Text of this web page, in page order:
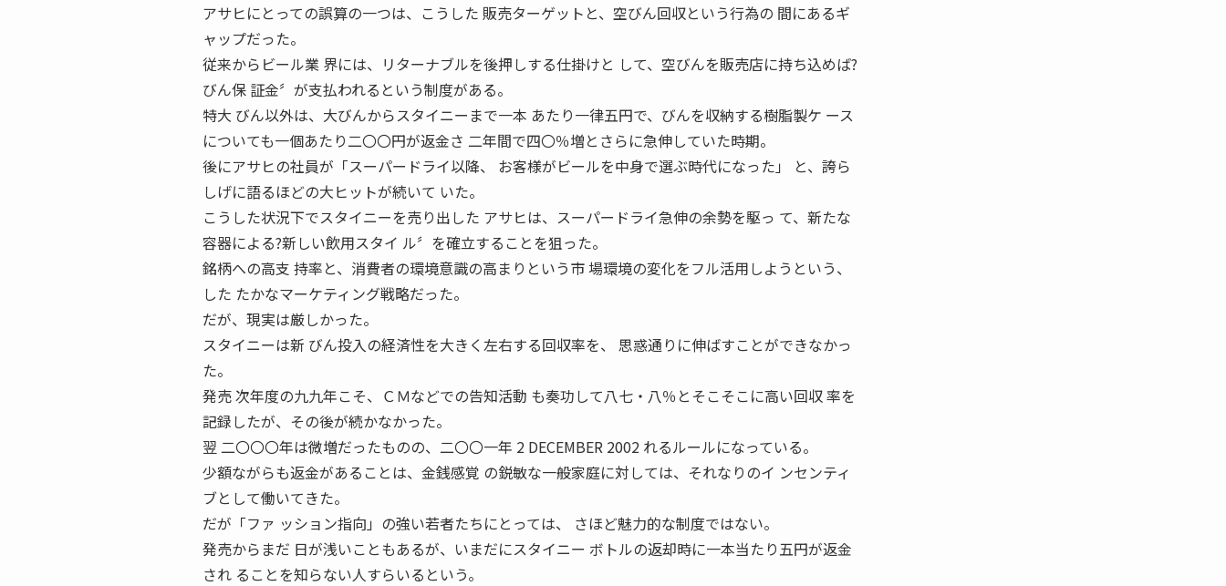
アサヒにとっての誤算の一つは、こうした 販売ターゲットと、空びん回収という行為の 間にあるギ
ャップだった。
従来からビール業 界には、リターナブルを後押しする仕掛けと して、空びんを販売店に持ち込めば?
びん保 証金〞が支払われるという制度がある。
特大 びん以外は、大びんからスタイニーまで一本 あたり一律五円で、びんを収納する樹脂製ケ ース
についても一個あたり二〇〇円が返金さ 二年間で四〇％増とさらに急伸していた時期。
後にアサヒの社員が「スーパードライ以降、 お客様がビールを中身で選ぶ時代になった」 と、誇ら
しげに語るほどの大ヒットが続いて いた。
こうした状況下でスタイニーを売り出した アサヒは、スーパードライ急伸の余勢を駆っ て、新たな
容器による?新しい飲用スタイ ル〞を確立することを狙った。
銘柄への高支 持率と、消費者の環境意識の高まりという市 場環境の変化をフル活用しようという、
した たかなマーケティング戦略だった。
だが、現実は厳しかった。
スタイニーは新 びん投入の経済性を大きく左右する回収率を、 思惑通りに伸ばすことができなかっ
た。
発売 次年度の九九年こそ、ＣＭなどでの告知活動 も奏功して八七・八％とそこそこに高い回収 率を
記録したが、その後が続かなかった。
翌 二〇〇〇年は微増だったものの、二〇〇一年 2 DECEMBER 2002 れるルールになっている。
少額ながらも返金があることは、金銭感覚 の鋭敏な一般家庭に対しては、それなりのイ ンセンティ
ブとして働いてきた。
だが「ファ ッション指向」の強い若者たちにとっては、 さほど魅力的な制度ではない。
発売からまだ 日が浅いこともあるが、いまだにスタイニー ボトルの返却時に一本当たり五円が返金
され ることを知らない人すらいるという。